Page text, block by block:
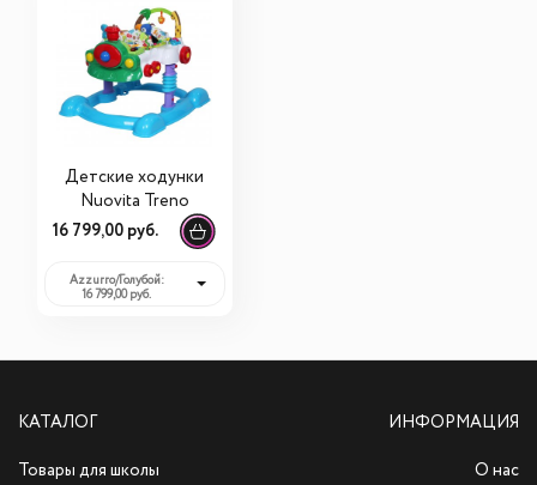
Детские ходунки
Nuovita Treno
16 799,00 руб.
Azzurro/Голубой:
16 799,00 руб.
КАТАЛОГ
Товары для школы
ИНФОРМАЦИЯ
О нас